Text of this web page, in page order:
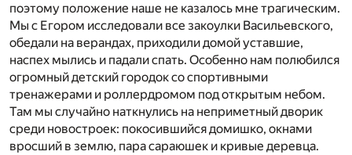
поэтому положение наше не казалось мне трагическим.
Мы с Егором исследовали все закоулки Васильевского,
обедали на верандах, приходили домой уставшие,
наспех мылись и падали спать. Особенно нам полюбился
огромный детский городок со спортивными
тренажерами и роллердромом под открытым небом.
Там мы случайно наткнулись на неприметный дворик
среди новостроек: покосившийся домишко, окнами
вросший в землю, пара сараюшек и кривые деревца.